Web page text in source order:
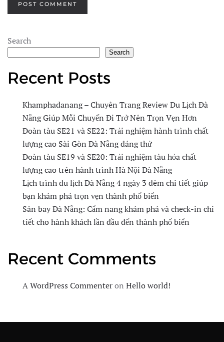
POST COMMENT
Search
Search
Recent Posts
Khamphadanang – Chuyên Trang Review Du Lịch Đà
Nẵng Giúp Mỗi Chuyến Đi Trở Nên Trọn Vẹn Hơn
Đoàn tàu SE21 và SE22: Trải nghiệm hành trình chất
lượng cao Sài Gòn Đà Nẵng đáng thử
Đoàn tàu SE19 và SE20: Trải nghiệm tàu hỏa chất
lượng cao trên hành trình Hà Nội Đà Nẵng
Lịch trình du lịch Đà Nẵng 4 ngày 3 đêm chi tiết giúp
bạn khám phá trọn vẹn thành phố biển
Sân bay Đà Nẵng: Cẩm nang khám phá và check-in chi
tiết cho hành khách lần đầu đến thành phố biển
Recent Comments
A WordPress Commenteron Hello world!